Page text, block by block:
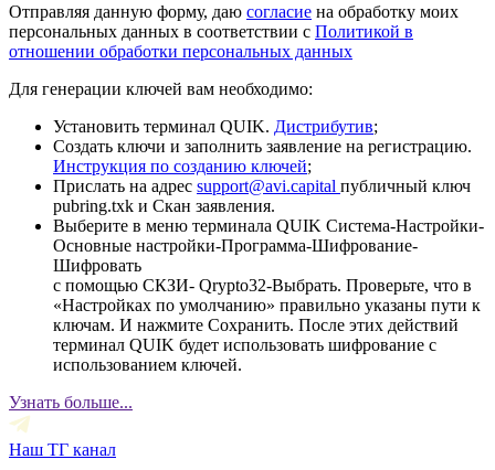
Отправляя данную форму, даю согласие на обработку моих
персональных данных в соответствии с Политикой в
отношении обработки персональных данных
Для генерации ключей вам необходимо:
Установить терминал QUIK. Дистрибутив;
Создать ключи и заполнить заявление на регистрацию.
Инструкция по созданию ключей;
Прислать на адрес support@avi.capital публичный ключ
pubring.txk и Скан заявления.
Выберите в меню терминала QUIK Система-Настройки-
Основные настройки-Программа-Шифрование-
Шифровать
с помощью СКЗИ- Qrypto32-Выбрать. Проверьте, что в
«Настройках по умолчанию» правильно указаны пути к
ключам. И нажмите Сохранить. После этих действий
терминал QUIK будет использовать шифрование с
использованием ключей.
Узнать больше...
Наш ТГ канал